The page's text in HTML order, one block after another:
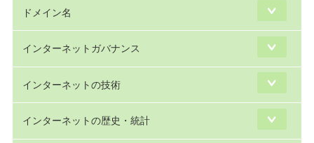
ドメイン名
インターネットガバナンス
インターネットの技術
インターネットの歴史・統計